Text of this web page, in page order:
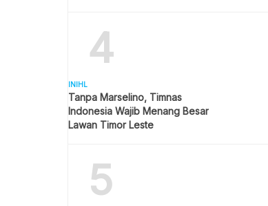
4
INIHL
Tanpa Marselino, Timnas
Indonesia Wajib Menang Besar
Lawan Timor Leste
5